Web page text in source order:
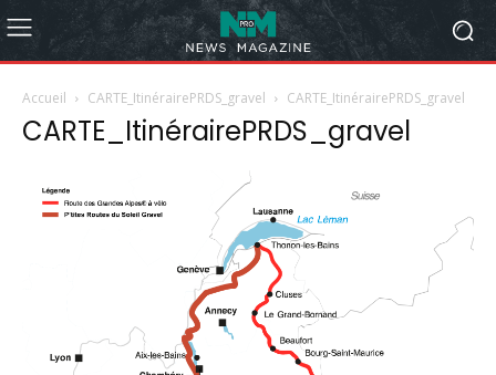
Accueil CARTE_ItinérairePRDS_gravel CARTE_ItinérairePRDS_gravel
CARTE_ItinérairePRDS_gravel